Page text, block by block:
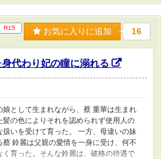
R15 お気に入りに追加 16
代わり妃の瞳に溺れる
娘として生まれながら、蔡 重華は生まれ
髪の色によりそれを認められず使用人の
扱いを受けて育った。 一方、母違いの妹
蔡 鈴麗は父親の愛情を一身に受け、何不
く育った。そんな鈴麗は、破格の待遇で